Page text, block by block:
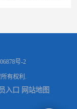
号-2
有权利.
入口 网站地图